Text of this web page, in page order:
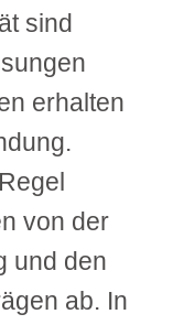
sind
erhalten
von der
und den
ab. In